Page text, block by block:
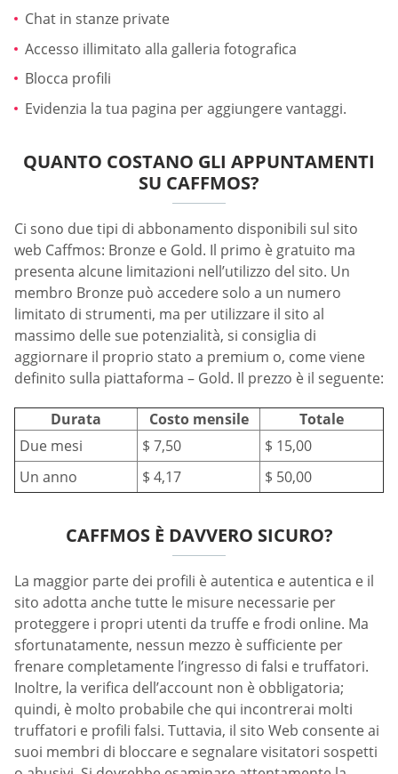
Chat in stanze private
Accesso illimitato alla galleria fotografica
Blocca profili
Evidenzia la tua pagina per aggiungere vantaggi.
QUANTO COSTANO GLI APPUNTAMENTI
SU CAFFMOS?
Ci sono due tipi di abbonamento disponibili sul sito
web Caffmos: Bronze e Gold. Il primo è gratuito ma
presenta alcune limitazioni nell’utilizzo del sito. Un
membro Bronze può accedere solo a un numero
limitato di strumenti, ma per utilizzare il sito al
massimo delle sue potenzialità, si consiglia di
aggiornare il proprio stato a premium o, come viene
definito sulla piattaforma – Gold. Il prezzo è il seguente:
Durata Costo mensile
Totale
Due mesi
$ 7,50
$ 15,00
Un anno
$ 4,17 $ 50,00
CAFFMOS È DAVVERO SICURO?
La maggior parte dei profili è autentica e autentica e il
sito adotta anche tutte le misure necessarie per
proteggere i propri utenti da truffe e frodi online. Ma
sfortunatamente, nessun mezzo è sufficiente per
frenare completamente l’ingresso di falsi e truffatori.
Inoltre, la verifica dell’account non è obbligatoria;
quindi, è molto probabile che qui incontrerai molti
truffatori e profili falsi. Tuttavia, il sito Web consente ai
suoi membri di bloccare e segnalare visitatori sospetti